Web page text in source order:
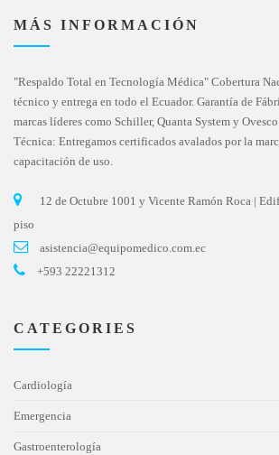
MÁS INFORMACIÓN
"Respaldo Total en Tecnología Médica" Cobertura
técnico y entrega en todo el Ecuador. Garantía de
marcas líderes como Schiller, Quanta System y
Técnica: Entregamos certificados avalados por la
capacitación de uso.
12 de Octubre 1001 y Vicente Ramón Roca |
piso
asistencia@equipomedico.com.ec
+593 22221312
CATEGORIES
Cardiología
Emergencia
Gastroenterología